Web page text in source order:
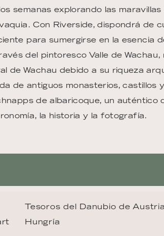
semanas explorando las maravillas
Con Riverside, dispondrá de
para sumergirse en la esencia
del pintoresco Valle de
de Wachau debido a su riqueza
de antiguos monasterios, castillos
de albaricoque, un auténtico
la historia y la fotografía.
Tesoros del Danubio de
Hungría